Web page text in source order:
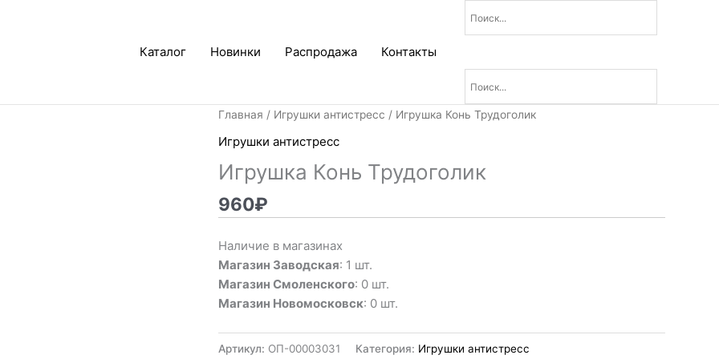
Каталог Новинки Распродажа Контакты
Главная / Игрушки антистресс / Игрушка Конь Трудоголик
Игрушки антистресс
Игрушка Конь Трудоголик
960₽
Наличие в магазинах
Магазин Заводская: 1 шт.
Магазин Смоленского: 0 шт.
Магазин Новомосковск: 0 шт.
Артикул: ОП-00003031 Категория: Игрушки антистресс